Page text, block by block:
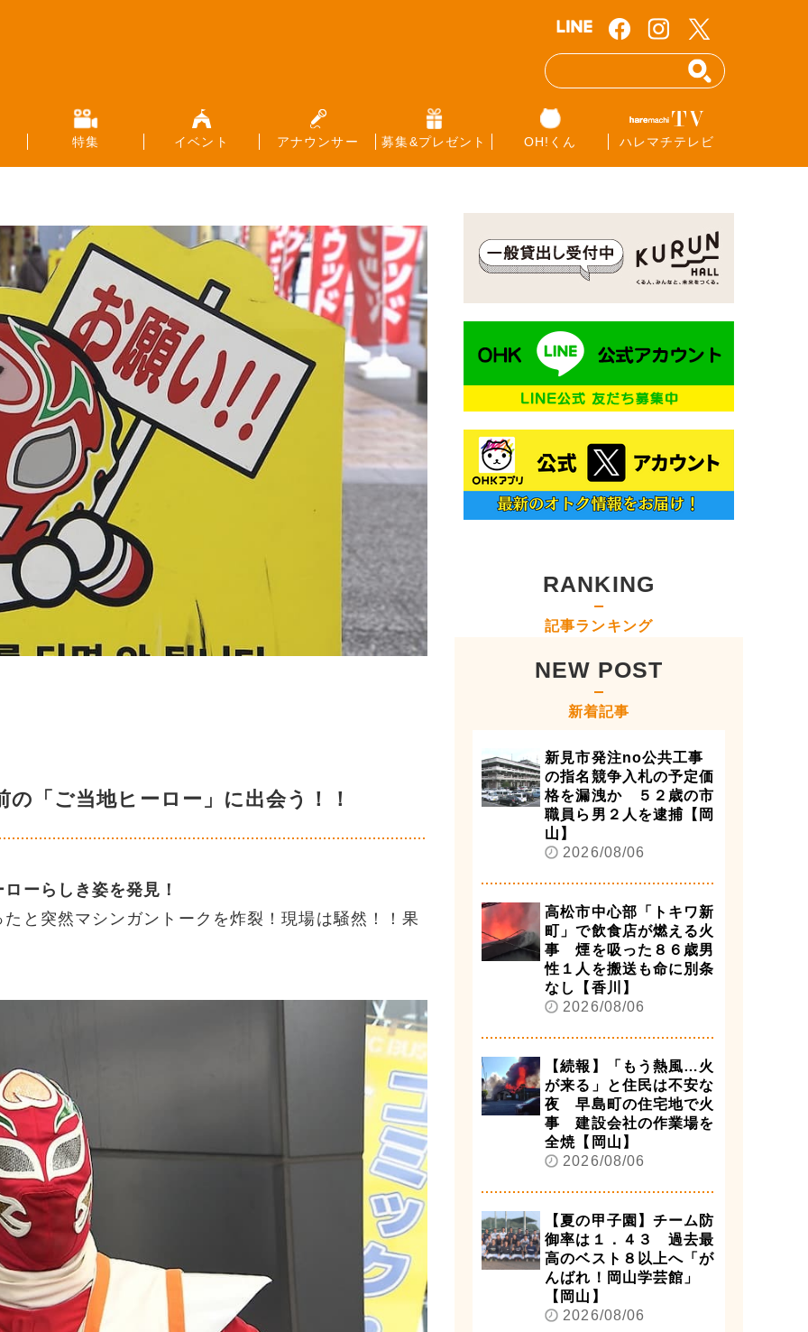
特集 イベント アナウンサー 募集&プレゼント OH!くん ハレマチテレビ
「ご当地ヒーロー」に出会う！！
ーらしき姿を発見！
と突然マシンガントークを炸裂！現場は騒然！！果
RANKING
記事ランキング
NEW POST
新着記事
新見市発注no公共工事
の指名競争入札の予定価
格を漏洩か ５２歳の市
職員ら男２人を逮捕【岡
山】
2026/08/06
高松市中心部「トキワ新
町」で飲食店が燃える火
事 煙を吸った８６歳男
性１人を搬送も命に別条
なし【香川】
2026/08/06
【続報】「もう熱風…火
が来る」と住民は不安な
夜 早島町の住宅地で火
事 建設会社の作業場を
全焼【岡山】
2026/08/06
【夏の甲子園】チーム防
御率は１．４３ 過去最
高のベスト８以上へ「が
んばれ！岡山学芸館」
【岡山】
2026/08/06